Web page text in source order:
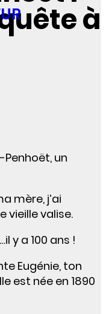
à
Penhoët, un
mère, j’ai
vieille valise.
y a 100 ans !
Eugénie, ton
est née en 1890